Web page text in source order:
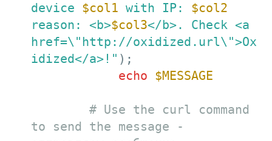
device $col1 with IP: $col2
reason: <b>$col3</b>. Check <a
href=\"http://oxidized.url\">Ox
idized</a>!" );
echo $MESSAGE
# Use the curl command
to send the message -